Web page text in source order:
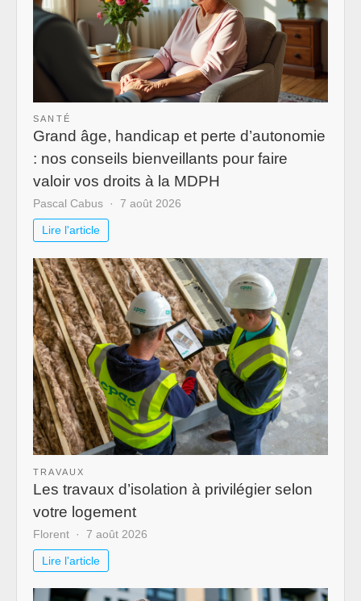
SANTÉ
Grand âge, handicap et perte d’autonomie
: nos conseils bienveillants pour faire
valoir vos droits à la MDPH
Pascal Cabus 7 août 2026
Lire l'article
TRAVAUX
Les travaux d’isolation à privilégier selon
votre logement
Florent 7 août 2026
Lire l'article